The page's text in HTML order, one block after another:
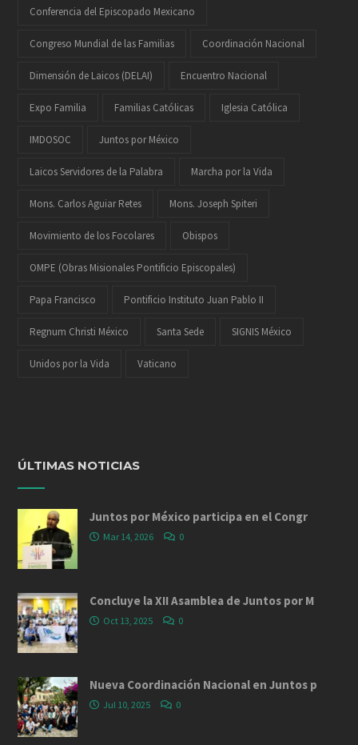
Conferencia del Episcopado Mexicano
Congreso Mundial de las Familias Coordinación Nacional
Dimensión de Laicos (DELAI) Encuentro Nacional
Expo Familia Familias Católicas Iglesia Católica
IMDOSOC Juntos por México
Laicos Servidores de la Palabra Marcha por la Vida
Mons. Carlos Aguiar Retes Mons. Joseph Spiteri
Movimiento de los Focolares Obispos
OMPE (Obras Misionales Pontificio Episcopales)
Papa Francisco Pontificio Instituto Juan Pablo II
Regnum Christi México Santa Sede SIGNIS México
Unidos por la Vida Vaticano
ÚLTIMAS NOTICIAS
Juntos por México participa en el Congr
Mar 14, 2026 0
Concluye la XII Asamblea de Juntos por M
Oct 13, 2025 0
Nueva Coordinación Nacional en Juntos p
Jul 10, 2025 0